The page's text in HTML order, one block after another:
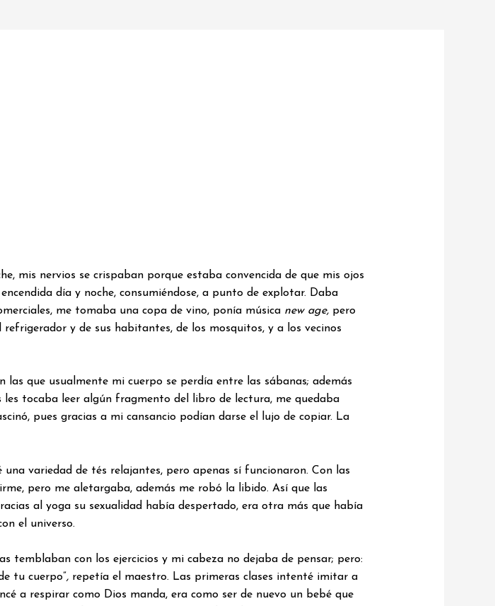
mis nervios se crispaban porque estaba convencida de que mis ojos
día y noche, consumiéndose, a punto de explotar. Daba
me tomaba una copa de vino, ponía música new age,pero
y de sus habitantes, de los mosquitos, y a los vecinos
que usualmente mi cuerpo se perdía entre las sábanas; además
les tocaba leer algún fragmento del libro de lectura, me quedaba
pues gracias a mi cansancio podían darse el lujo de copiar. La
variedad de tés relajantes, pero apenas sí funcionaron. Con las
pero me aletargaba, además me robó la libido. Así que las
al yoga su sexualidad había despertado, era otra más que había
el universo.
temblaban con los ejercicios y mi cabeza no dejaba de pensar; pero:
tu cuerpo”, repetía el maestro. Las primeras clases intenté imitar a
a respirar como Dios manda, era como ser de nuevo un bebé que